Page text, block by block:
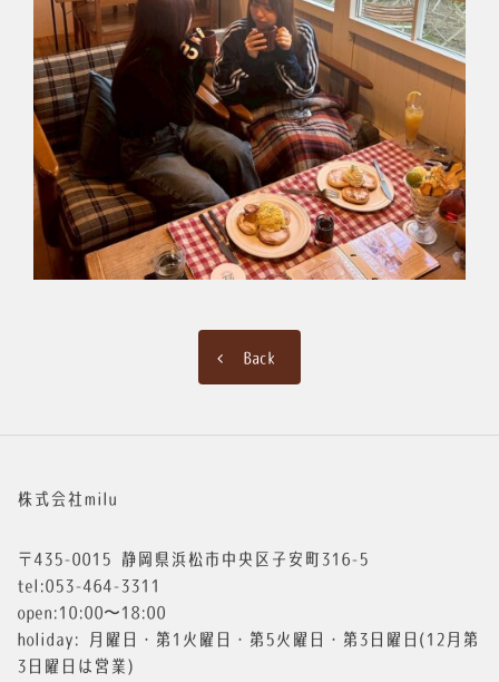
Back
株式会社milu
〒435-0015 静岡県浜松市中央区子安町316-5
tel:053-464-3311
open:10:00〜18:00
holiday: 月曜日・第1火曜日・第5火曜日・第3日曜日(12月第
3日曜日は営業)